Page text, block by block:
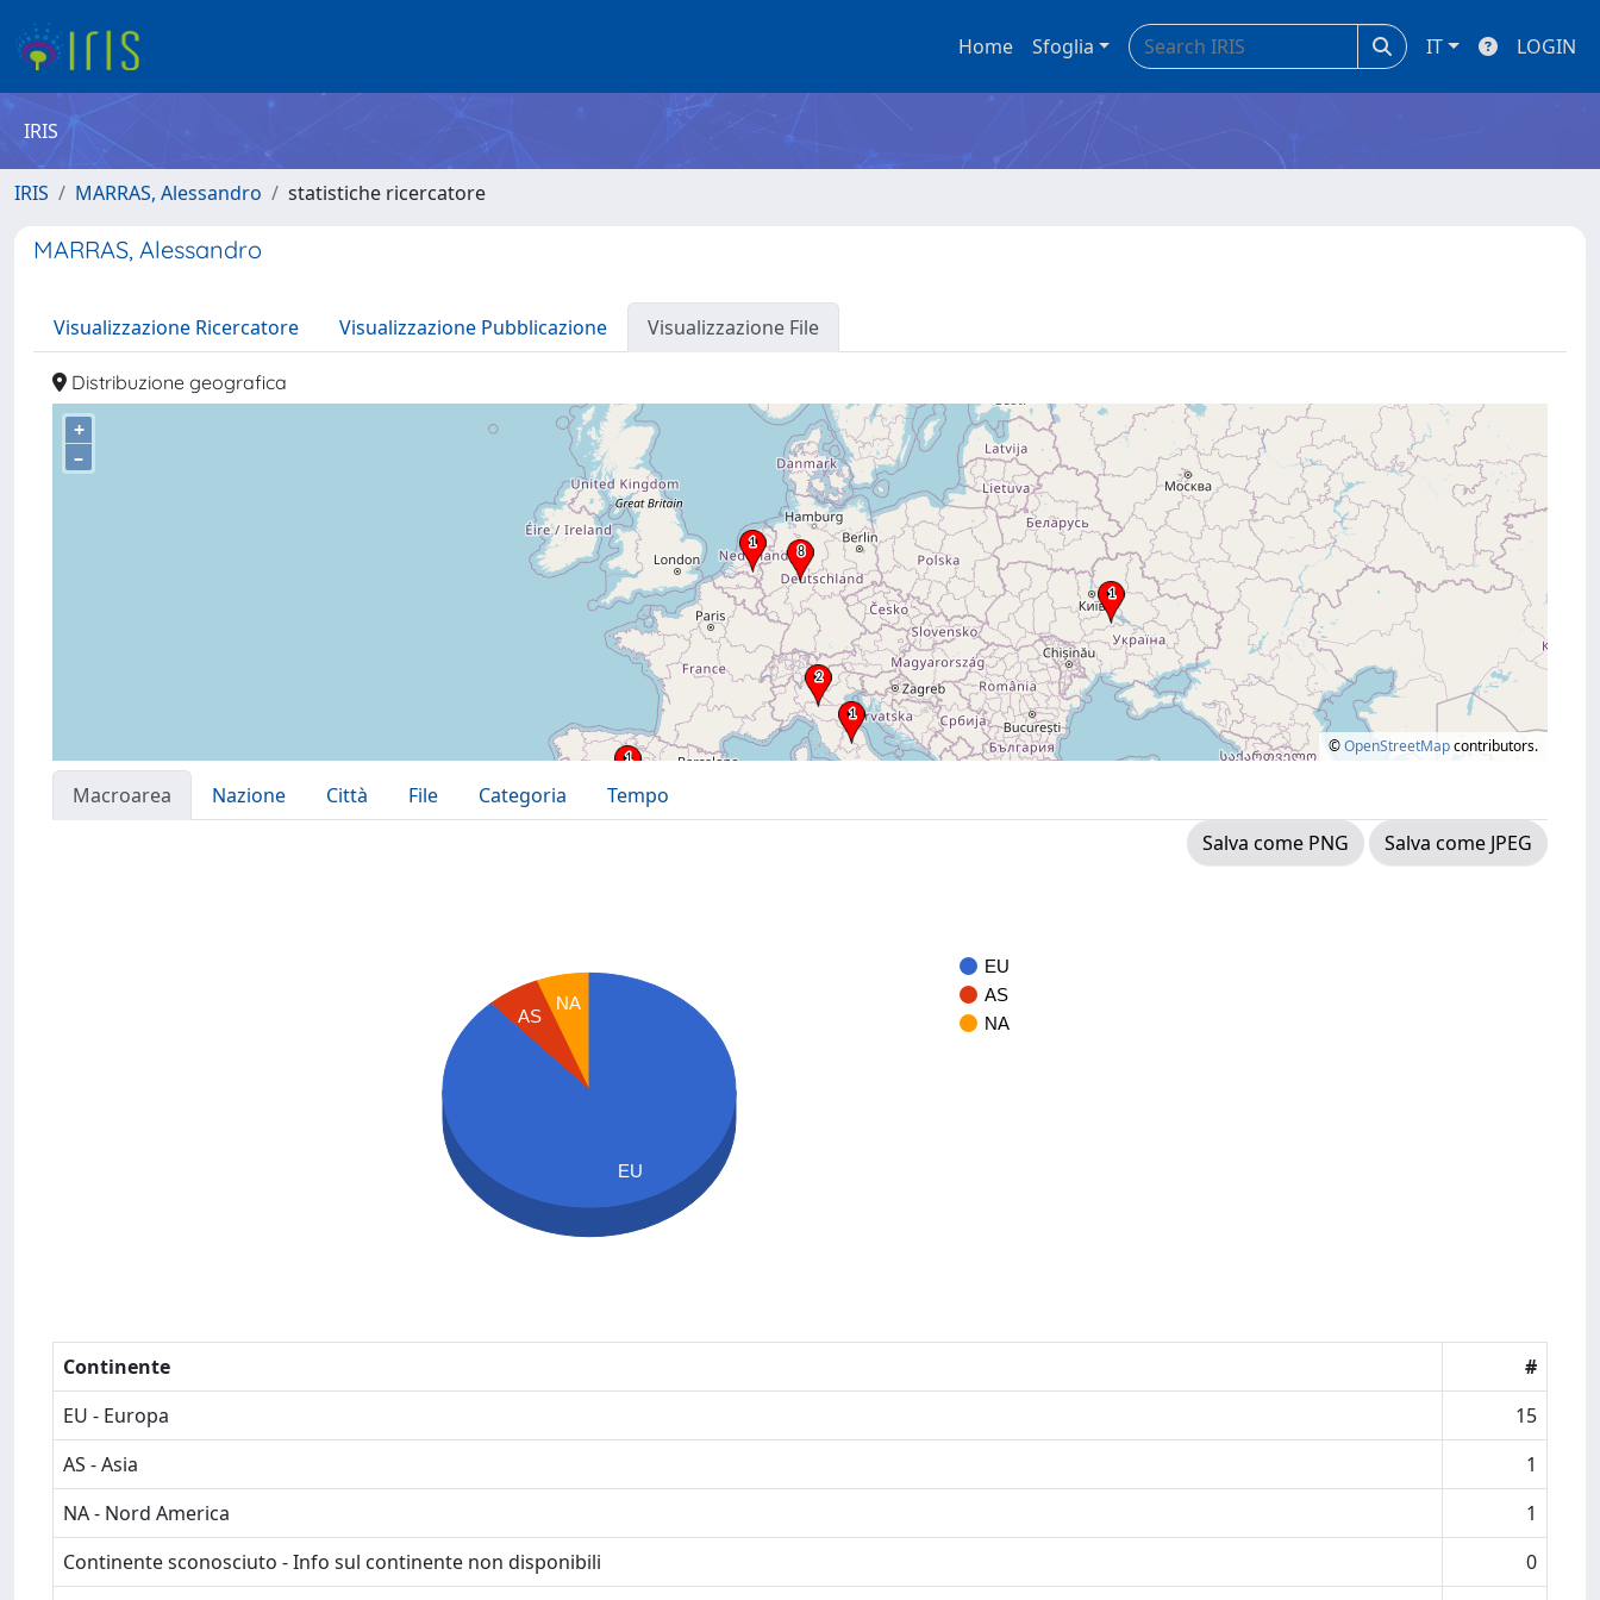
Home Sfoglia IT LOGIN
IRIS
IRIS MARRAS, Alessandro statistiche ricercatore
MARRAS, Alessandro
Visualizzazione Ricercatore Visualizzazione Pubblicazione Visualizzazione File
Distribuzione geografica
+
–
©OpenStreetMapcontributors.
Macroarea Nazione Città File Categoria
Tempo
Salva come PNG
Salva come JPEG
EU
AS
NA
NA
AS
EU
Continente
#
EU - Europa
15
AS - Asia
1
NA - Nord America
1
Continente sconosciuto - Info sul continente non disponibili
0